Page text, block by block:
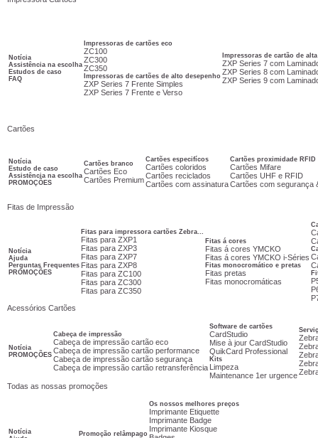
Notícia
Assistência na escolha
Estudos de caso
FAQ
Impressoras de cartões eco
ZC100
ZC300
ZC350
Impressoras de cartões de alto desepenho
ZXP Series 7 Frente Simples
ZXP Series 7 Frente e Verso
Impressoras de cartão de
ZXP Series 7 com
ZXP Series 8 com
ZXP Series 9 com
Cartões
Notícia
Estudo de caso
Assistência na escolha
PROMOÇÕES
Cartões branco
Cartões Eco
Cartões Premium
Cartões especifícos
Cartões coloridos
Cartões reciclados
Cartões com assinatura
Cartões proximidade RFID
Cartões Mifare
Cartões UHF e RFID
Cartões com segurança
Fitas de Impressão
Notícia
Ajuda
Perguntas Frequentes
PROMOÇÕES
Fitas para impressora cartões Zebra...
Fitas para ZXP1
Fitas para ZXP3
Fitas para ZXP7
Fitas para ZXP8
Fitas para ZC100
Fitas para ZC300
Fitas para ZC350
Fitas á cores
Fitas á cores YMCKO
Fitas á cores YMCKO i-Séries
Fitas monocromático e pretas
Fitas pretas
Fitas monocromáticas
Acessórios Cartões
Notícia
PROMOÇÕES
Cabeça de impressão
Cabeça de impressão cartão eco
Cabeça de impressão cartão performance
Cabeça de impressão cartão segurança
Cabeça de impressão cartão retransferência
Software de cartões
CardStudio
Mise à jour CardStudio
QuikCard Professional
Kits
Limpeza
Maintenance 1er urgence
Todas as nossas promoções
Notícia
Promoção relâmpago
Os nossos melhores preços
Imprimante Etiquette
Imprimante Badge
Imprimante Kiosque